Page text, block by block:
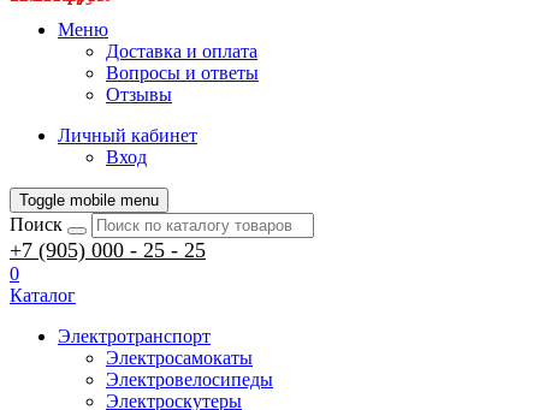
Меню
Доставка и оплата
Вопросы и ответы
Отзывы
Личный кабинет
Вход
Toggle mobile menu
Поиск
+7 (905) 000 - 25 - 25
0
Каталог
Электротранспорт
Электросамокаты
Электровелосипеды
Электроскутеры